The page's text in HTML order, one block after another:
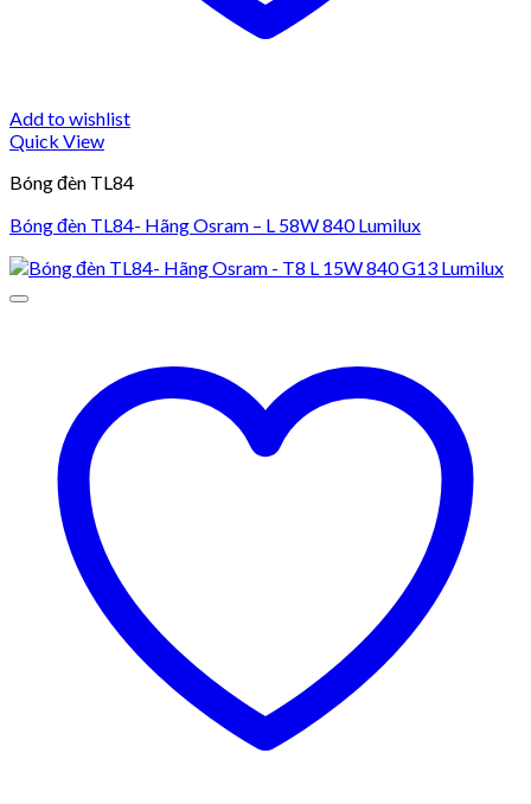
Add to wishlist
Quick View
Bóng đèn TL84
Bóng đèn TL84- Hãng Osram – L 58W 840 Lumilux